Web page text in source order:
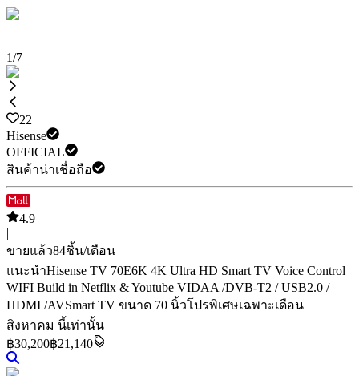
1/7
22
Hisense
OFFICIAL
สินค้าน่าเชื่อถือ
4.9
|
ขายแล้ว84ชิ้น/เดือน
แนะนำHisense TV 70E6K 4K Ultra HD Smart TV Voice Control
WIFI Build in Netflix & Youtube VIDAA /DVB-T2 / USB2.0 /
HDMI /AVSmart TV ขนาด 70 นิ้วโปรพิเศษเฉพาะเดือน
สิงหาคม นี้เท่านั้น
฿30,200฿21,140